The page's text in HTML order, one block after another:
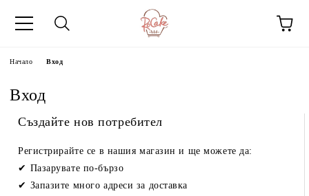
Начало Вход
Вход
Създайте нов потребител
Регистрирайте се в нашия магазин и ще можете да:
Пазарувате по-бързо
Запазите много адреси за доставка